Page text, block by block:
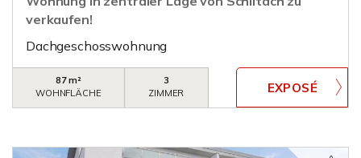
verkaufen!
Dachgeschosswohnung
87 m²
WOHNFLÄCHE
3
ZIMMER